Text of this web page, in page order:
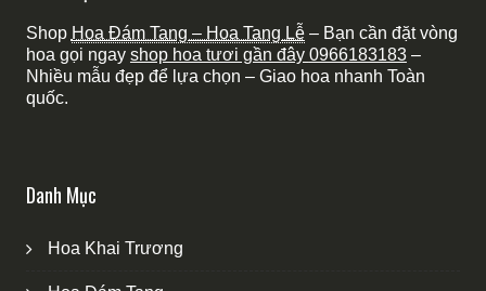
Shop Hoa Đám Tang – Hoa Tang Lễ– Bạn cần đặt vòng
hoa gọi ngay shop hoa tươi gần đây 0966183183–
Nhiều mẫu đẹp để lựa chọn – Giao hoa nhanh Toàn
quốc.
Danh Mục
Hoa Khai Trương